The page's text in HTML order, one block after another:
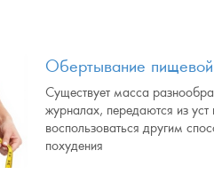
Обертывание
Существует масса
журналах, передаются из
воспользоваться другим
похудения